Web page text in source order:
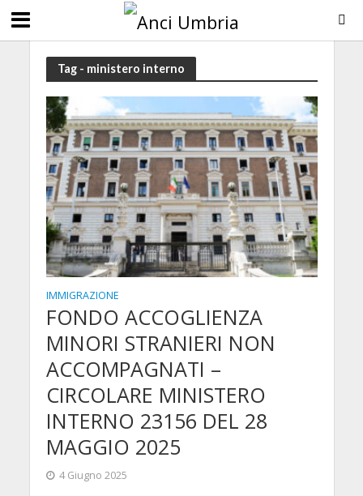
Tag - ministero interno
IMMIGRAZIONE
FONDO ACCOGLIENZA
MINORI STRANIERI NON
ACCOMPAGNATI –
CIRCOLARE MINISTERO
INTERNO 23156 DEL 28
MAGGIO 2025
4 Giugno 2025